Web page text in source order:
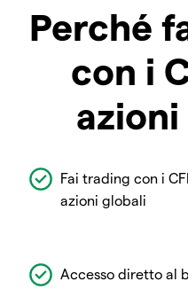
Perché
con i
azioni
Fai trading con i
azioni globali
Accesso diretto al